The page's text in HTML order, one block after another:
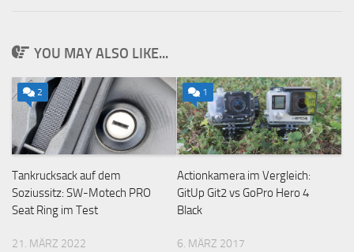
YOU MAY ALSO LIKE...
2
Tankrucksack auf dem
Soziussitz: SW-Motech PRO
Seat Ring im Test
21. MÄRZ 2022
1
Actionkamera im Vergleich:
GitUp Git2 vs GoPro Hero 4
Black
6. MÄRZ 2017